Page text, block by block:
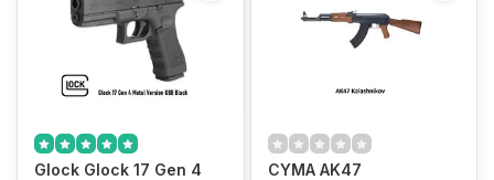
Glock Glock 17 Gen 4
CYMA AK47